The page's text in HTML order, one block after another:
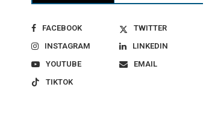
FACEBOOK
TWITTER
INSTAGRAM
LINKEDIN
YOUTUBE
EMAIL
TIKTOK